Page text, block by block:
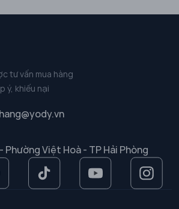
tư vấn mua hàng
ý, khiếu nại
Phường Việt Hoà - TP Hải Phòng